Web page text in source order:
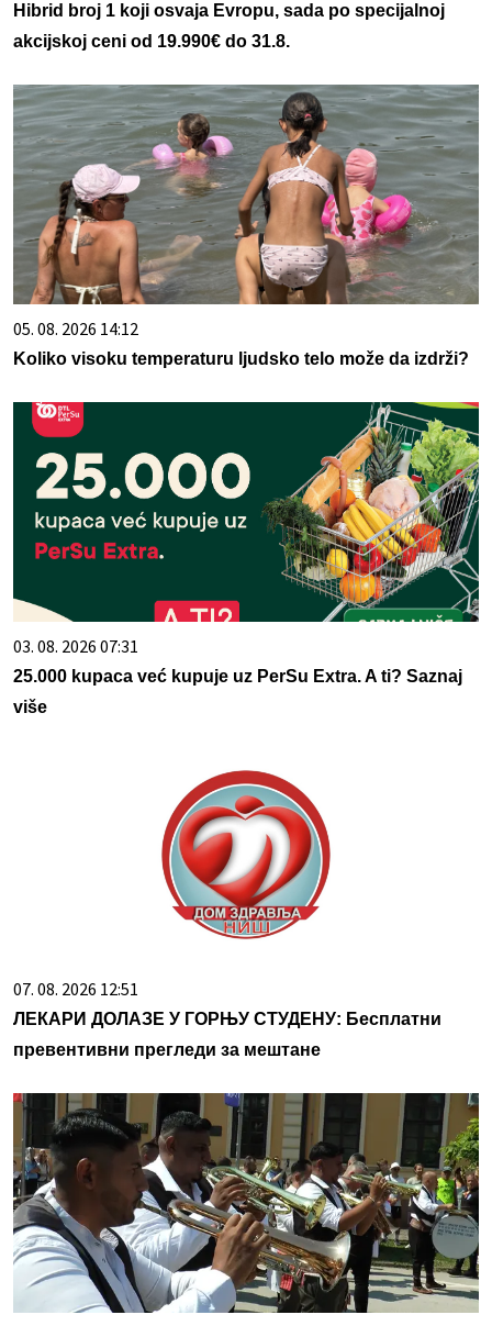
Hibrid broj 1 koji osvaja Evropu, sada po specijalnoj
akcijskoj ceni od 19.990€ do 31.8.
05. 08. 2026 14:12
Koliko visoku temperaturu ljudsko telo može da izdrži?
03. 08. 2026 07:31
25.000 kupaca već kupuje uz PerSu Extra. A ti? Saznaj
više
07. 08. 2026 12:51
ЛЕКАРИ ДОЛАЗЕ У ГОРЊУ СТУДЕНУ: Бесплатни
превентивни прегледи за мештане